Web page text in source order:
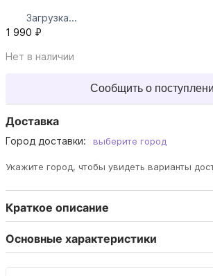
Загрузка...
1 990 ₽
Нет в наличии
Сообщить о
Доставка
Город доставки: выберите город
Укажите город, чтобы увидеть варианты
Краткое описание
Основные характеристики